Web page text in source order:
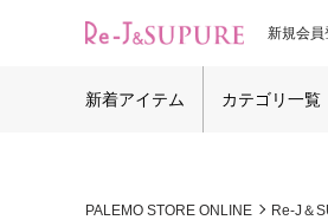
新規会員
新着アイテム カテゴリ一覧
PALEMO STORE ONLINE Re-J＆